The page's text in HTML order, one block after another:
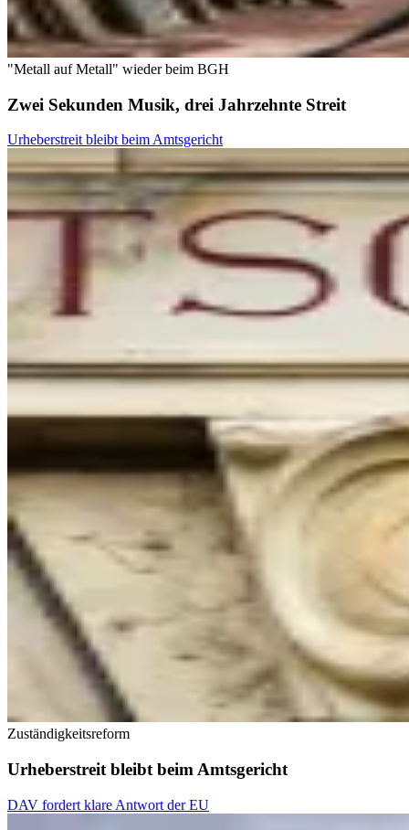
"Metall auf Metall" wieder beim BGH
Zwei Sekunden Musik, drei Jahrzehnte Streit
Urheberstreit bleibt beim Amtsgericht
Zuständigkeitsreform
Urheberstreit bleibt beim Amtsgericht
DAV fordert klare Antwort der EU